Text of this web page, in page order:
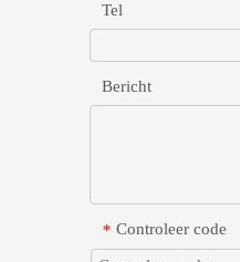
Tel
Bericht
* Controleer code